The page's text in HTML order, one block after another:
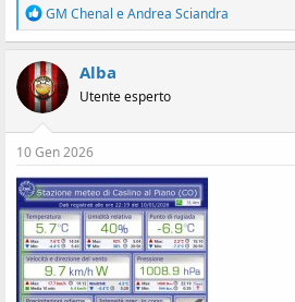
R
e
a
z
i
o
n
i
:
GM Chenal eAndrea Sciandra
Alba
Utente esperto
10 Gen 2026